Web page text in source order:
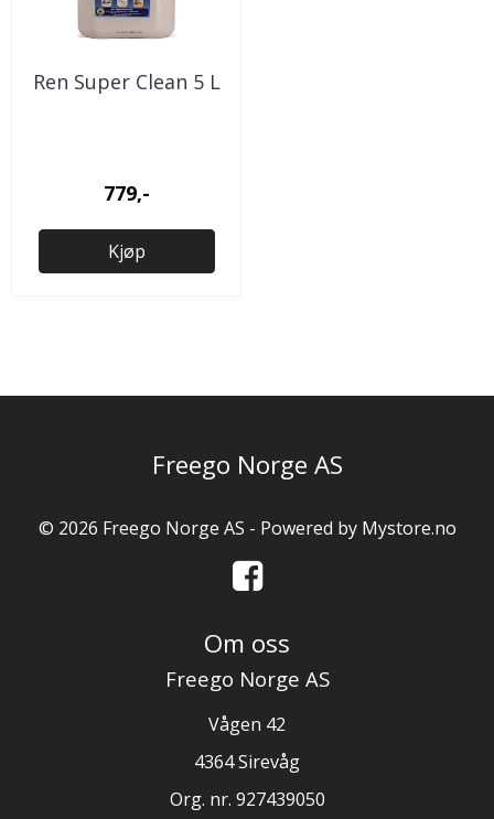
Ren Super Clean 5 L
779,-
Kjøp
Freego Norge AS
© 2026 Freego Norge AS - Powered by Mystore.no
Om oss
Freego Norge AS
Vågen 42
4364 Sirevåg
Org. nr. 927439050